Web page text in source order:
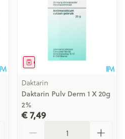
Geneesmiddel
Daktarin
Daktarin Pulv Derm 1 X 20g
2%
€ 7,49